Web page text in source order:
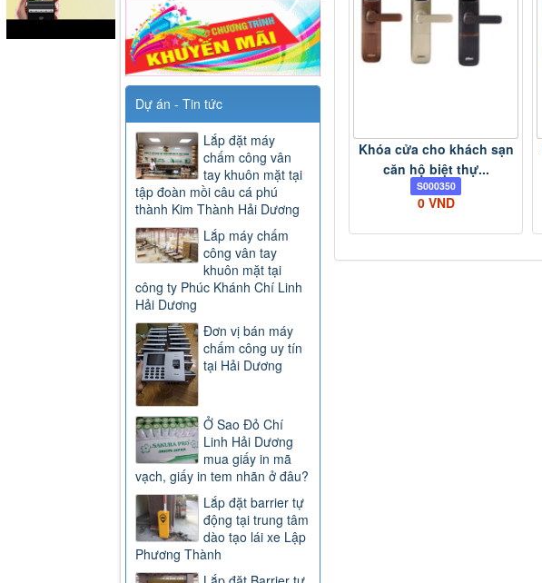
Khóa cửa cho khách sạn
căn hộ biệt thự...
S000350
0 VND
Dự án - Tin tức
Lắp đặt máy
chấm công vân
tay khuôn mặt tại
tập đoàn mồi câu cá phú
thành Kim Thành Hải Dương
Lắp máy chấm
công vân tay
khuôn mặt tại
công ty Phúc Khánh Chí Linh
Hải Dương
Đơn vị bán máy
chấm công uy tín
tại Hải Dương
Ở Sao Đỏ Chí
Linh Hải Dương
mua giấy in mã
vạch, giấy in tem nhãn ở đâu?
Lắp đặt barrier tự
động tại trung tâm
dào tạo lái xe Lập
Phương Thành